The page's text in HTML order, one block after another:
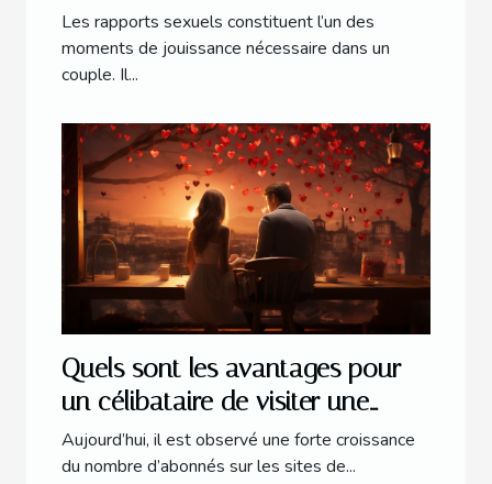
Les rapports sexuels constituent l’un des
moments de jouissance nécessaire dans un
couple. Il...
Quels sont les avantages pour
un célibataire de visiter une
plateforme web dédiée aux
rencontres amoureuses ?
Aujourd’hui, il est observé une forte croissance
du nombre d’abonnés sur les sites de...